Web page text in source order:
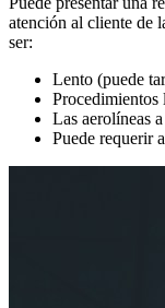
atención al cliente de
ser:
Lento (puede
Procedimientos
Las aerolíneas
Puede requerir